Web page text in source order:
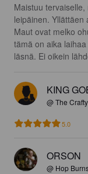
Maistuu
leipäinen. Yllättäen
Maut ovat melko
tämä on aika
läsnä. Ei oikein
KING
@ The
5.0
ORSON
@ Hop